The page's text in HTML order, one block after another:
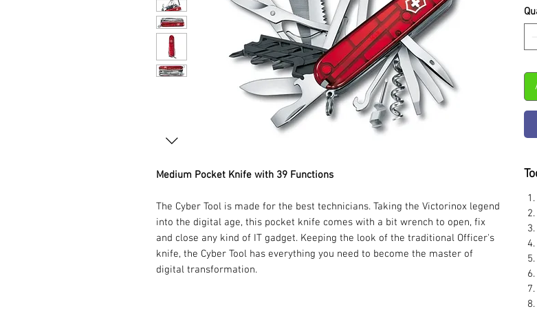
Medium Pocket Knife with 39 Functions
The Cyber Tool is made for the best technicians. Taking the Victorinox legend
into the digital age, this pocket knife comes with a bit wrench to open, fix
and close any kind of IT gadget. Keeping the look of the traditional Officer's
knife, the Cyber Tool has everything you need to become the master of
digital transformation.